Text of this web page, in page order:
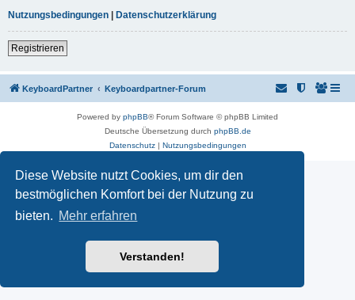
Diese Website nutzt Cookies, um dir den
bestmöglichen Komfort bei der Nutzung zu
bieten. Mehr erfahren
Verstanden!
Nutzungsbedingungen
Datenschutzerklärung
Registrieren
KeyboardPartner Keyboardpartner-Forum
Powered by phpBB® Forum Software © phpBB Limited
Deutsche Übersetzung durch phpBB.de
Datenschutz| Nutzungsbedingungen